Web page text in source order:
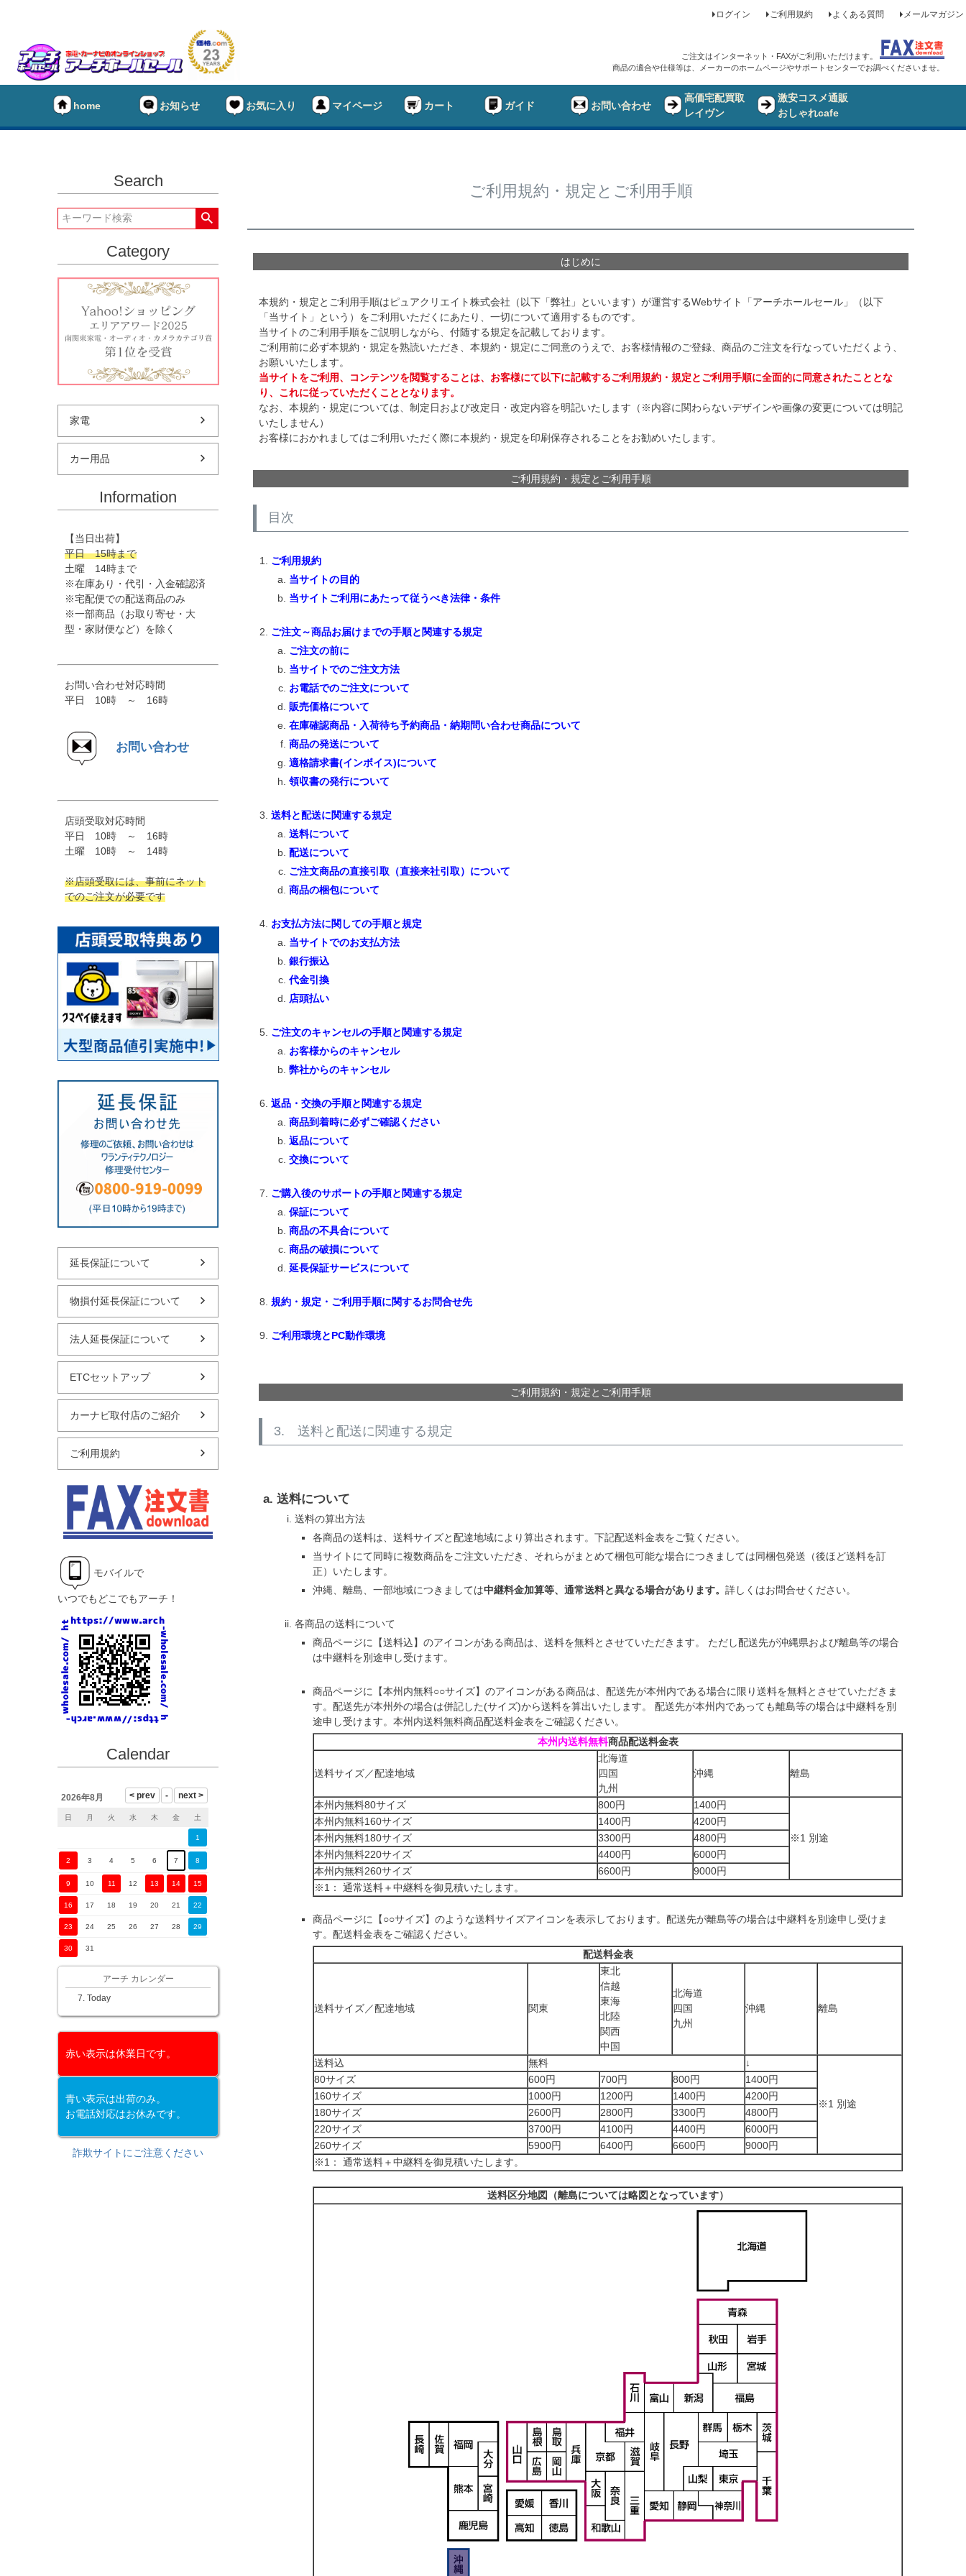
ログイン ご利用規約 よくある質問 メールマガジン
ご注文はインターネット・FAXがご利用いただけます。
商品の適合や仕様等は、メーカーのホームページやサポートセンターでお調べくださいませ。
home お知らせ お気に入り マイページ カート ガイド お問い合わせ
高価宅配買取
レイヴン
激安コスメ通販
おしゃれcafe
Search
Category
家電
カー用品
Information
【当日出荷】
平日 15時まで
土曜 14時まで
※在庫あり・代引・入金確認済
※宅配便での配送商品のみ
※一部商品（お取り寄せ・大
型・家財便など）を除く
お問い合わせ対応時間
平日 10時 ～ 16時
お問い合わせ
店頭受取対応時間
平日 10時 ～ 16時
土曜 10時 ～ 14時
※店頭受取には、事前にネット
でのご注文が必要です
延長保証について
物損付延長保証について
法人延長保証について
ETCセットアップ
カーナビ取付店のご紹介
ご利用規約
モバイルで
いつでもどこでもアーチ！
Calendar
2026年8月
日 月 火 水 木 金 土
1
2 3 4 5 6 7 8
9 10 11 12 13 14 15
16 17 18 19 20 21 22
23 24 25 26 27 28 29
30 31
アーチ カレンダー
Today
赤い表示は休業日です。
青い表示は出荷のみ。
お電話対応はお休みです。
詐欺サイトにご注意ください
ご利用規約・規定とご利用手順
はじめに
本規約・規定とご利用手順はピュアクリエイト株式会社（以下「弊社」といいます）が運営するWebサイト「アーチホールセール」（以下
「当サイト」という）をご利用いただくにあたり、一切について適用するものです。
当サイトのご利用手順をご説明しながら、付随する規定を記載しております。
ご利用前に必ず本規約・規定を熟読いただき、本規約・規定にご同意のうえで、お客様情報のご登録、商品のご注文を行なっていただくよう、
お願いいたします。
当サイトをご利用、コンテンツを閲覧することは、お客様にて以下に記載するご利用規約・規定とご利用手順に全面的に同意されたこととな
り、これに従っていただくこととなります。
なお、本規約・規定については、制定日および改定日・改定内容を明記いたします（※内容に関わらないデザインや画像の変更については明記
いたしません）
お客様におかれましてはご利用いただく際に本規約・規定を印刷保存されることをお勧めいたします。
ご利用規約・規定とご利用手順
目次
ご利用規約
当サイトの目的
当サイトご利用にあたって従うべき法律・条件
ご注文～商品お届けまでの手順と関連する規定
ご注文の前に
当サイトでのご注文方法
お電話でのご注文について
販売価格について
在庫確認商品・入荷待ち予約商品・納期問い合わせ商品について
商品の発送について
適格請求書(インボイス)について
領収書の発行について
送料と配送に関連する規定
送料について
配送について
ご注文商品の直接引取（直接来社引取）について
商品の梱包について
お支払方法に関しての手順と規定
当サイトでのお支払方法
銀行振込
代金引換
店頭払い
ご注文のキャンセルの手順と関連する規定
お客様からのキャンセル
弊社からのキャンセル
返品・交換の手順と関連する規定
商品到着時に必ずご確認ください
返品について
交換について
ご購入後のサポートの手順と関連する規定
保証について
商品の不具合について
商品の破損について
延長保証サービスについて
規約・規定・ご利用手順に関するお問合せ先
ご利用環境とPC動作環境
ご利用規約・規定とご利用手順
3. 送料と配送に関連する規定
送料について
送料の算出方法
各商品の送料は、送料サイズと配達地域により算出されます。下記配送料金表をご覧ください。
当サイトにて同時に複数商品をご注文いただき、それらがまとめて梱包可能な場合につきましては同梱包発送（後ほど送料を訂
正）いたします。
沖縄、離島、一部地域につきましては中継料金加算等、通常送料と異なる場合があります。 詳しくはお問合せください。
各商品の送料について
商品ページに【送料込】のアイコンがある商品は、送料を無料とさせていただきます。 ただし配送先が沖縄県および離島等の場合
は中継料を別途申し受けます。
商品ページに【本州内無料○○サイズ】のアイコンがある商品は、配送先が本州内である場合に限り送料を無料とさせていただきま
す。配送先が本州外の場合は併記した(サイズ)から送料を算出いたします。 配送先が本州内であっても離島等の場合は中継料を別
途申し受けます。本州内送料無料商品配送料金表をご確認ください。
本州内送料無料商品配送料金表
送料サイズ／配達地域
北海道
四国
九州
沖縄 離島
本州内無料80サイズ 800円 1400円
※1 別途
本州内無料160サイズ 1400円
4200円
本州内無料180サイズ
3300円
4800円
本州内無料220サイズ
4400円
6000円
本州内無料260サイズ
6600円
9000円
※1： 通常送料＋中継料を御見積いたします。
商品ページに【○○サイズ】のような送料サイズアイコンを表示しております。配送先が離島等の場合は中継料を別途申し受けま
す。配送料金表をご確認ください。
配送料金表
送料サイズ／配達地域 関東
東北
信越
東海
北陸
関西
中国
北海道
四国
九州
沖縄 離島
送料込 無料 ↓
※1 別途
80サイズ 600円 700円 800円
1400円
160サイズ
1000円 1200円 1400円
4200円
180サイズ
2600円 2800円 3300円
4800円
220サイズ
3700円 4100円 4400円
6000円
260サイズ
5900円 6400円 6600円
9000円
※1： 通常送料＋中継料を御見積いたします。
送料区分地図（離島については略図となっています）